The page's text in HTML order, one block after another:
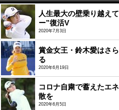
人生最大の壁乗り越え
ー”復活V
2020年7月3日
賞金女王・鈴木愛はさ
る
2020年6月19日
コロナ自粛で蓄えたエ
散を
2020年6月5日